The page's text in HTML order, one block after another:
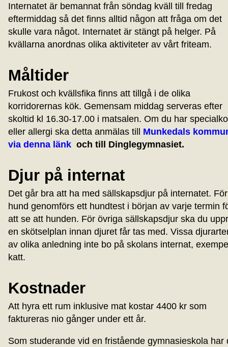
Internatet är bemannat från söndag kväll till fredag
eftermiddag så det finns alltid någon att fråga om det
skulle vara något. Internatet är stängt på helger. På
kvällarna anordnas olika aktiviteter av vårt friteam.
Måltider
Frukost och kvällsfika finns att tillgå i de olika
korridorernas kök. Gemensam middag serveras efter
skoltid kl 16.30-17.00 i matsalen. Om du har
eller allergi ska detta anmälas till Munkedals
via denna länk och till Dinglegymnasiet.
Djur på internat
Det går bra att ha med sällskapsdjur på internatet. För
hund genomförs ett hundtest i början av varje termin
att se att hunden. För övriga sällskapsdjur ska du
en skötselplan innan djuret får tas med. Vissa
av olika anledning inte bo på skolans internat,
katt.
Kostnader
Att hyra ett rum inklusive mat kostar 4400 kr som
faktureras nio gånger under ett år.
Som studerande vid en fristående gymnasieskola har